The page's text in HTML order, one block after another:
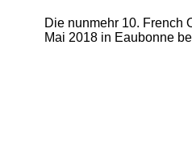
Die nunmehr 10. French
Mai 2018 in Eaubonne